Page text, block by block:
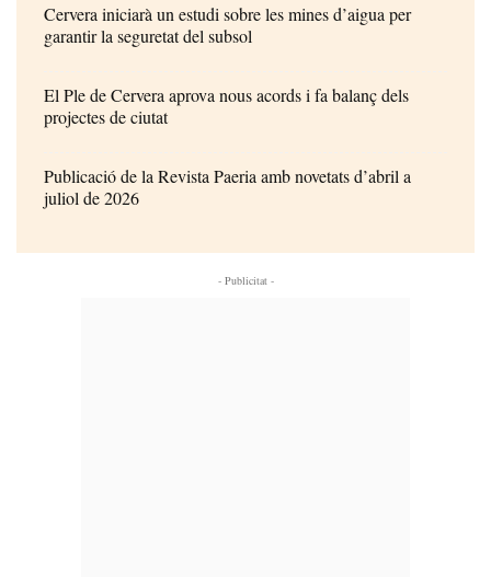
Cervera iniciarà un estudi sobre les mines d’aigua per
garantir la seguretat del subsol
El Ple de Cervera aprova nous acords i fa balanç dels
projectes de ciutat
Publicació de la Revista Paeria amb novetats d’abril a
juliol de 2026
- Publicitat -